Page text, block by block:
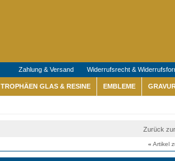
Zahlung & Versand Widerrufsrecht &
TROPHÄEN GLAS & RESINE EMBLEME
Zurück
« Artikel